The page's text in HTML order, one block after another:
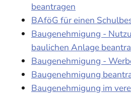
beantragen
BAföG für einen
Baugenehmigung -
baulichen Anlage
Baugenehmigung -
Baugenehmigung
Baugenehmigung im